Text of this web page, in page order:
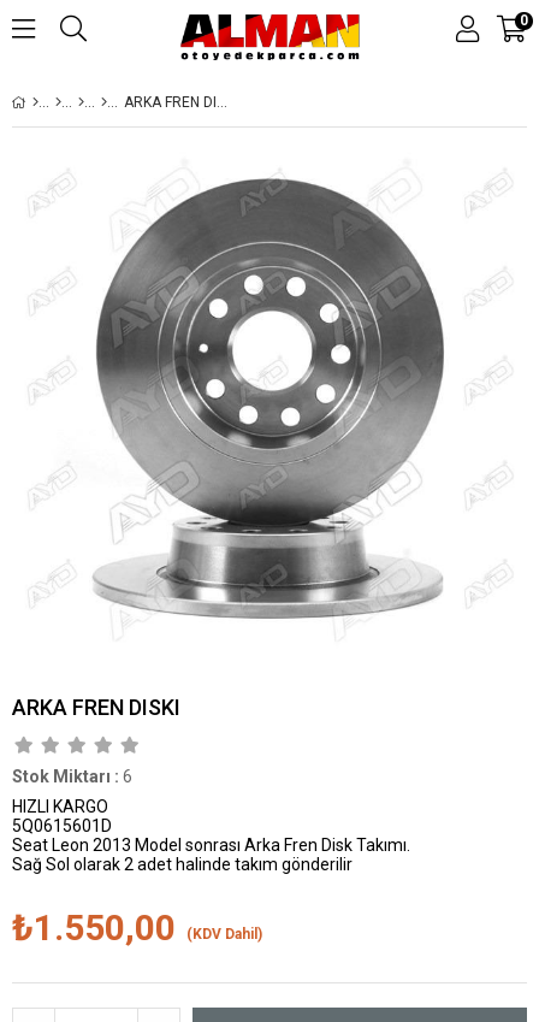
0
ARKA FREN DISKI
ARKA FREN DISKI
Stok Miktarı : 6
HIZLI KARGO
5Q0615601D
Seat Leon 2013 Model sonrası Arka Fren Disk Takımı.
Sağ Sol olarak 2 adet halinde takım gönderilir
₺1.550,00 (KDV Dahil)